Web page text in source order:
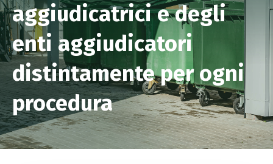
aggiudicatrici e degli
enti aggiudicatori
distintamente per ogni
procedura